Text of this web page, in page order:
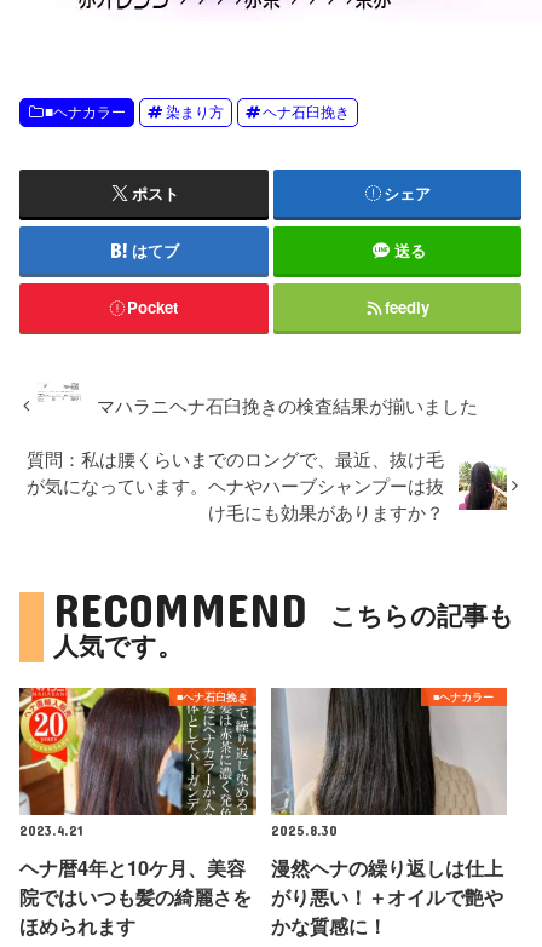
■ヘナカラー 染まり方 ヘナ石臼挽き
ポスト シェア
はてブ 送る
Pocket feedly
マハラニヘナ石臼挽きの検査結果が揃いました
質問：私は腰くらいまでのロングで、最近、抜け毛
が気になっています。ヘナやハーブシャンプーは抜
け毛にも効果がありますか？
RECOMMEND
こちらの記事も
人気です。
■ヘナ石臼挽き
2023.4.21
ヘナ暦4年と10ケ月、美容
院ではいつも髪の綺麗さを
ほめられます
■ヘナカラー
2025.8.30
漫然ヘナの繰り返しは仕上
がり悪い！＋オイルで艶や
かな質感に！